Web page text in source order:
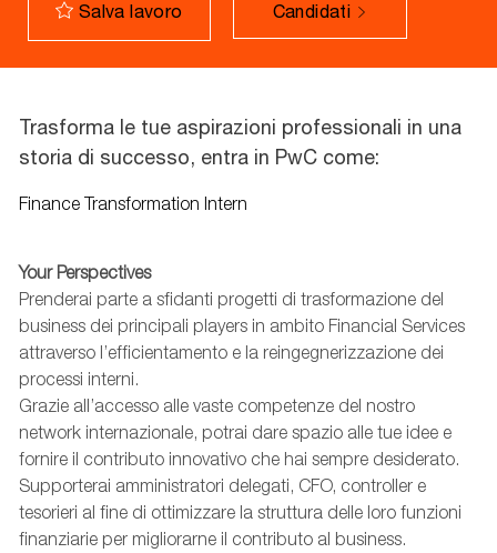
Salva lavoro Candidati
Trasforma le tue aspirazioni professionali in una
storia di successo, entra in PwC come:
Finance Transformation Intern
Your Perspectives
Prenderai parte a sfidanti progetti di trasformazione del
business dei principali players in ambito Financial Services
attraverso l’efficientamento e la reingegnerizzazione dei
processi interni.
Grazie all’accesso alle vaste competenze del nostro
network internazionale, potrai dare spazio alle tue idee e
fornire il contributo innovativo che hai sempre desiderato.
Supporterai amministratori delegati, CFO, controller e
tesorieri al fine di ottimizzare la struttura delle loro funzioni
finanziarie per migliorarne il contributo al business.